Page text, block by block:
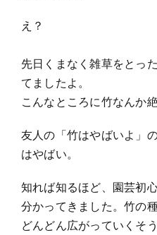
え？
先日くまなく雑草をとっ
てましたよ。
こんなところに竹なんか
友人の「竹はやばいよ」
はやばい。
知れば知るほど、園芸初
分かってきました。竹の
どんどん広がっていくそ